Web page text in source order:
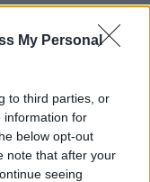
My Personal
to third parties, or
information for
below opt-out
note that after your
seeing